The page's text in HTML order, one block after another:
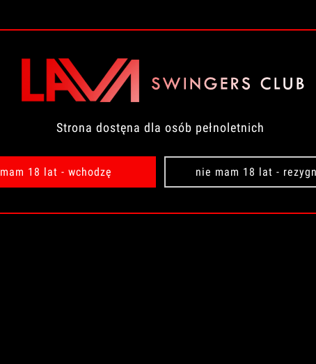
Strona dostęna dla osób pełnoletnich
mam 18 lat - wchodzę nie mam 18 lat -